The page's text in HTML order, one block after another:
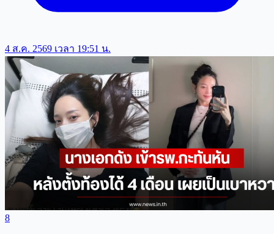
4 ส.ค. 2569 เวลา 19:51 น.
8